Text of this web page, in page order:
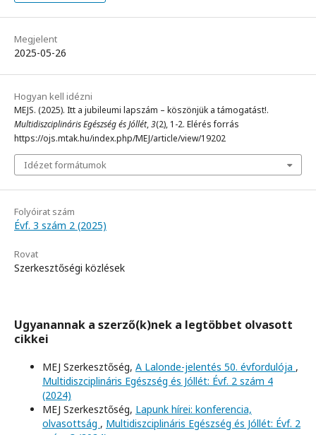
Megjelent
2025-05-26
Hogyan kell idézni
MEJS. (2025). Itt a jubileumi lapszám – köszönjük a támogatást!.
Multidiszciplináris Egészség és Jóllét,3(2), 1-2. Elérés forrás
https://ojs.mtak.hu/index.php/MEJ/article/view/19202
Idézet formátumok
Folyóirat szám
Évf. 3 szám 2 (2025)
Rovat
Szerkesztőségi közlések
Ugyanannak a szerző(k)nek a legtöbbet olvasott
cikkei
MEJ Szerkesztőség, A Lalonde-jelentés 50. évfordulója ,
Multidiszciplináris Egészség és Jóllét: Évf. 2 szám 4
(2024)
MEJ Szerkesztőség, Lapunk hírei: konferencia,
olvasottság , Multidiszciplináris Egészség és Jóllét: Évf. 2